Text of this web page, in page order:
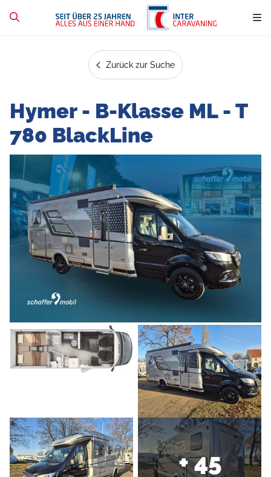
Zurück zur Suche
Hymer - B-Klasse ML - T
780 BlackLine
+ 45